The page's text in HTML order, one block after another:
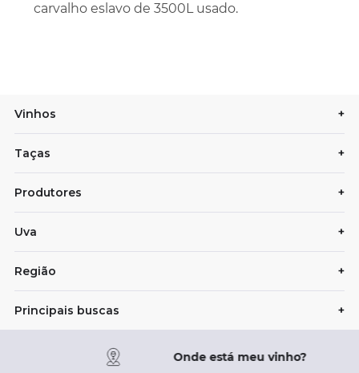
carvalho eslavo de 3500L usado.
Vinhos +
Taças +
Produtores +
Uva +
Região +
Principais buscas +
Onde está meu vinho?